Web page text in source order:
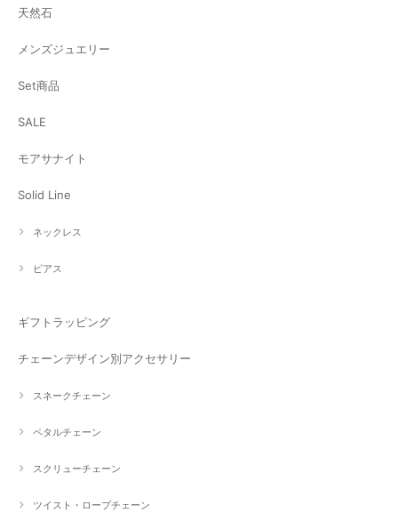
天然石
メンズジュエリー
Set商品
SALE
モアサナイト
Solid Line
ネックレス
ピアス
ギフトラッピング
チェーンデザイン別アクセサリー
スネークチェーン
ペタルチェーン
スクリューチェーン
ツイスト・ロープチェーン